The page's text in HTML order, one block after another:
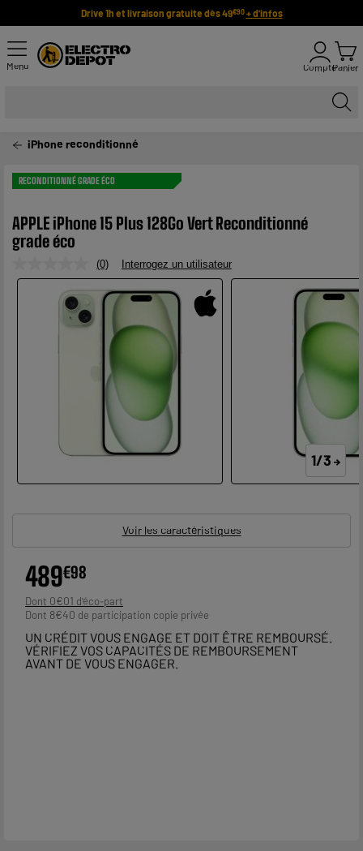
Drive 1h et livraison gratuite dès 49€90 + d'infos
Menu ComptePanier
iPhone reconditionné
RECONDITIONNÉ GRADE ÉCO
APPLE iPhone 15 Plus 128Go Vert Reconditionné
grade éco
Aucune
valeur
de
notation.
sur
même
page.
(0) Interrogez un utilisateur
1/3
Voir les caractéristiques
489€98
Dont 0€01
Dont 8€40
UN CRÉDIT VOUS ENGAGE ET DOIT ÊTRE REMBOURSÉ.
VÉRIFIEZ VOS CAPACITÉS DE REMBOURSEMENT
AVANT DE VOUS ENGAGER.